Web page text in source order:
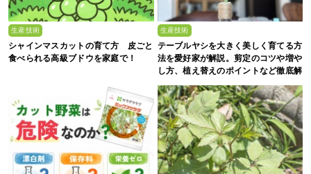
生産技術
シャインマスカットの育て方 皮ごと
食べられる高級ブドウを家庭で！
生産技術
テーブルヤシを大きく美しく育てる方
法を愛好家が解説。剪定のコツや増や
し方、植え替えのポイントなど徹底解
剖